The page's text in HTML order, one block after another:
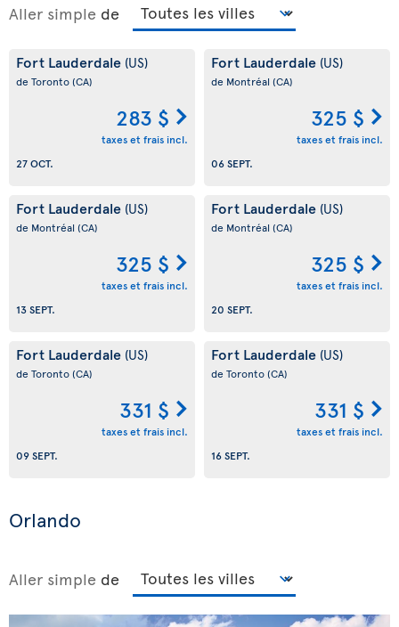
Aller simple de
Fort Lauderdale (US)
de Toronto(CA)
283 $
taxes et frais incl.
27 OCT.
Fort Lauderdale (US)
de Montréal (CA)
325 $
taxes et frais incl.
06 SEPT.
Fort Lauderdale (US)
de Montréal (CA)
325 $
taxes et frais incl.
13 SEPT.
Fort Lauderdale (US)
de Montréal (CA)
325 $
taxes et frais incl.
20 SEPT.
Fort Lauderdale (US)
de Toronto(CA)
331 $
taxes et frais incl.
09 SEPT.
Fort Lauderdale (US)
de Toronto(CA)
331 $
taxes et frais incl.
16 SEPT.
Orlando
Aller simple de